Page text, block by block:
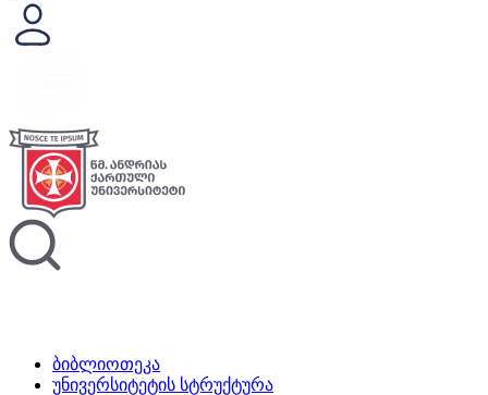
ბიბლიოთეკა
უნივერსიტეტის სტრუქტურა